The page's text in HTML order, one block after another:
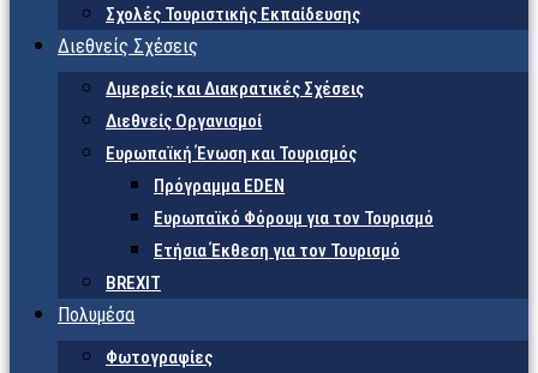
Σχολές Τουριστικής Εκπαίδευσης
Διεθνείς Σχέσεις
Διμερείς και Διακρατικές Σχέσεις
Διεθνείς Οργανισμοί
Ευρωπαϊκή Ένωση και Τουρισμός
Πρόγραμμα EDEN
Ευρωπαϊκό Φόρουμ για τον Τουρισμό
Ετήσια Έκθεση για τον Τουρισμό
BREXIT
Πολυμέσα
Φωτογραφίες